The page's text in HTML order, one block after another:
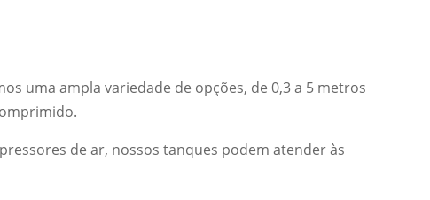
uma ampla variedade de opções, de 0,3 a 5 metros
de ar, nossos tanques podem atender às